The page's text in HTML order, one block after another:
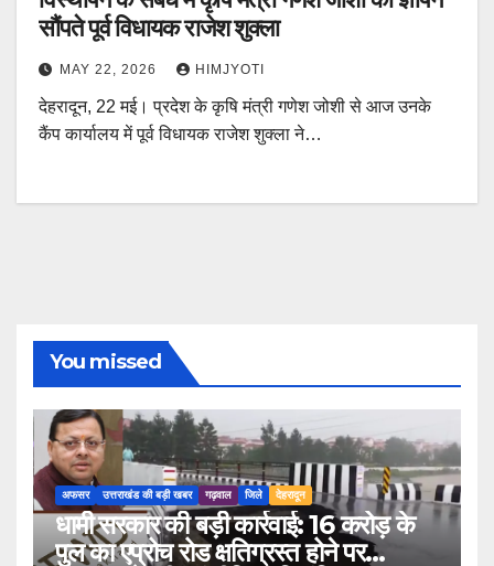
सौंपते पूर्व विधायक राजेश शुक्ला
MAY 22, 2026 HIMJYOTI
देहरादून, 22 मई। प्रदेश के कृषि मंत्री गणेश जोशी से आज उनके
कैंप कार्यालय में पूर्व विधायक राजेश शुक्ला ने…
You missed
अफसर उत्तराखंड की बड़ी खबर गढ़वाल जिले देहरादून
धामी सरकार की बड़ी कार्रवाई: 16 करोड़ के
पुल का एप्रोच रोड क्षतिग्रस्त होने पर